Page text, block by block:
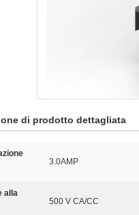
di prodotto dettagliata
3.0AMP
alla
500 V CA/CC